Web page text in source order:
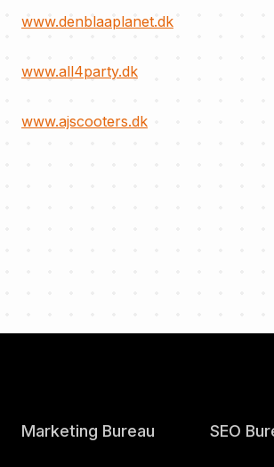
www.denblaaplanet.dk
www.all4party.dk
www.ajscooters.dk
Marketing Bureau SEO